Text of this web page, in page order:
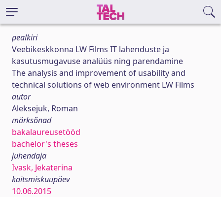
pealkiri
Veebikeskkonna LW Films IT lahenduste ja
kasutusmugavuse analüüs ning parendamine
The analysis and improvement of usability and
technical solutions of web environment LW Films
autor
Aleksejuk, Roman
märksõnad
bakalaureusetööd
bachelor's theses
juhendaja
Ivask, Jekaterina
kaitsmiskuupäev
10.06.2015